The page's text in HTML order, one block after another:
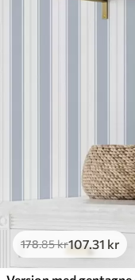
178.85kr107.31 kr